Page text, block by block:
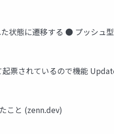
状態に遷移する ● プッシュ
票されているので機能
こと (zenn.dev)